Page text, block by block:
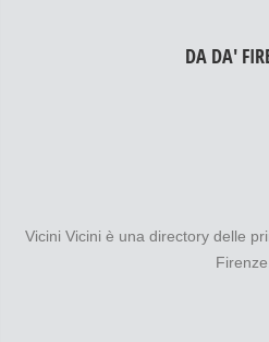
DA DA'
Vicini Vicini è una directory delle
Firenze.